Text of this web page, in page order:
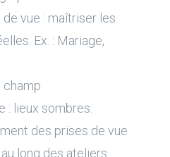
vue : maîtriser les
Ex. : Mariage,
: lieux sombres.
des prises de vue
long des ateliers